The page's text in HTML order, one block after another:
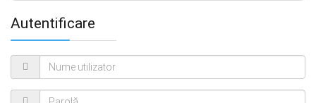
Autentificare